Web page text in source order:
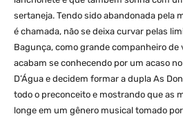
sertaneja. Tendo sido abandonada pela
é chamada, não se deixa curvar pelas
Bagunça, como grande companheiro de
acabam se conhecendo por um acaso
D’Água e decidem formar a dupla As
todo o preconceito e mostrando que as
longe em um gênero musical tomado